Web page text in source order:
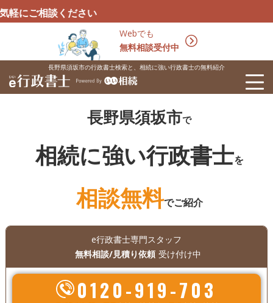
Webでも
無料相談受付中
ださい
長野県須坂市の行政書士検索と、相続に強い行政書士の無料紹介
長野県須坂市で
相続に強い行政書士を
相談無料でご紹介
e行政書士専門スタッフ
無料相談/見積り依頼 受け付け中
0120-919-703